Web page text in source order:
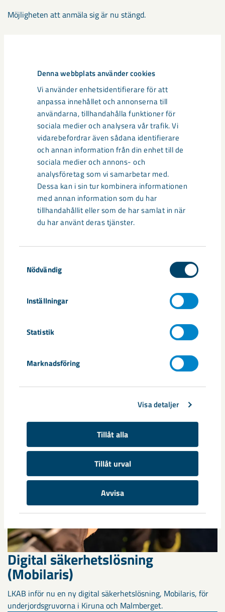
Denna webbplats använder cookies
Vi använder enhetsidentifierare för att
anpassa innehållet och annonserna till
användarna, tillhandahålla funktioner för
sociala medier och analysera vår trafik. Vi
vidarebefordrar även sådana identifierare
och annan information från din enhet till de
sociala medier och annons- och
analysföretag som vi samarbetar med.
Dessa kan i sin tur kombinera informationen
med annan information som du har
tillhandahållit eller som de har samlat in när
du har använt deras tjänster.
Nödvändig
Inställningar
Statistik
Marknadsföring
Visa detaljer
Tillåt alla
Tillåt urval
Avvisa
Möjligheten att anmäla sig är nu stängd.
Taggar
järnsvamp leverantör leverantörsdag
Relaterat innehåll
Ny digital säkerhetslösning
obligatorisk vid arbete under jord
enklare, säkrare och mer effektivt. Därför inför vi ...
Digital säkerhetslösning
(Mobilaris)
LKAB inför nu en ny digital säkerhetslösning, Mobilaris, för
underjordsgruvorna i Kiruna och Malmberget.